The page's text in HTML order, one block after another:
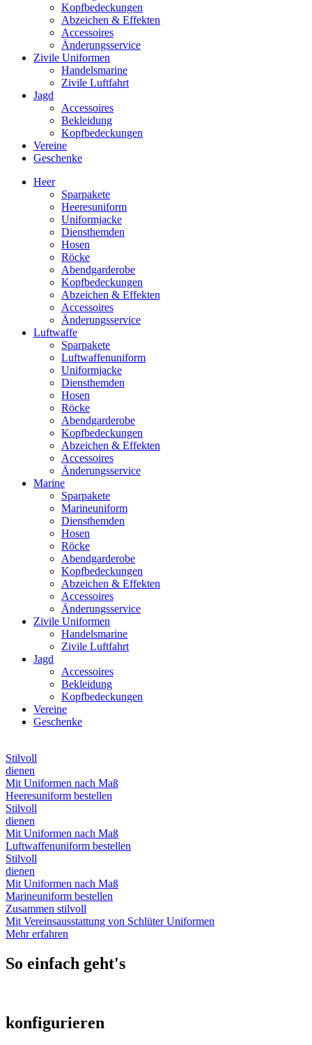
Kopfbedeckungen
Abzeichen & Effekten
Accessoires
Änderungsservice
Zivile Uniformen
Handelsmarine
Zivile Luftfahrt
Jagd
Accessoires
Bekleidung
Kopfbedeckungen
Vereine
Geschenke
Heer
Sparpakete
Heeresuniform
Uniformjacke
Diensthemden
Hosen
Röcke
Abendgarderobe
Kopfbedeckungen
Abzeichen & Effekten
Accessoires
Änderungsservice
Luftwaffe
Sparpakete
Luftwaffenuniform
Uniformjacke
Diensthemden
Hosen
Röcke
Abendgarderobe
Kopfbedeckungen
Abzeichen & Effekten
Accessoires
Änderungsservice
Marine
Sparpakete
Marineuniform
Diensthemden
Hosen
Röcke
Abendgarderobe
Kopfbedeckungen
Abzeichen & Effekten
Accessoires
Änderungsservice
Zivile Uniformen
Handelsmarine
Zivile Luftfahrt
Jagd
Accessoires
Bekleidung
Kopfbedeckungen
Vereine
Geschenke
Stilvoll
dienen
Mit Uniformen nach Maß
Heeresuniform bestellen
Stilvoll
dienen
Mit Uniformen nach Maß
Luftwaffenuniform bestellen
Stilvoll
dienen
Mit Uniformen nach Maß
Marineuniform bestellen
Zusammen stilvoll
Mit Vereinsausstattung von Schlüter Uniformen
Mehr erfahren
So einfach geht's
konfigurieren